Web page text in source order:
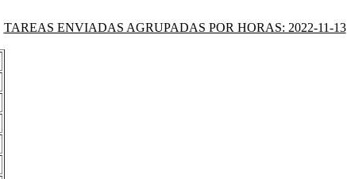
TAREAS ENVIADAS AGRUPADAS POR HORAS: 2022-11-13